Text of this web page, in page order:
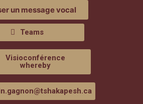
un message vocal
Teams
Visioconférence
whereby